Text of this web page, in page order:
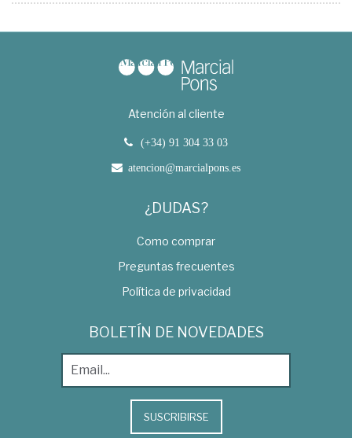
Atención al cliente
(+34) 91 304 33 03
atencion@marcialpons.es
¿DUDAS?
Como comprar
Preguntas frecuentes
Política de privacidad
BOLETÍN DE NOVEDADES
SUSCRIBIRSE